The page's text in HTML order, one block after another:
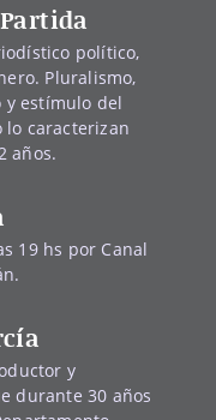
político,
Pluralismo,
y estímulo del
lo caracterizan
años.
19 hs por Canal
y
durante 30 años